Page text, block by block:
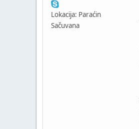
Lokacija: Paraćin
Sačuvana